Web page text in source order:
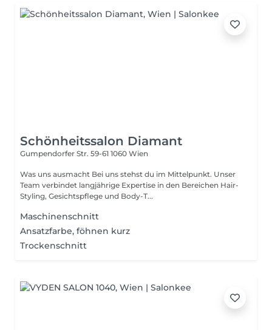
Schönheitssalon Diamant
Gumpendorfer Str. 59-61 1060 Wien
Was uns ausmacht Bei uns stehst du im Mittelpunkt. Unser
Team verbindet langjährige Expertise in den Bereichen Hair-
Styling, Gesichtspflege und Body-T...
Maschinenschnitt
Ansatzfarbe, föhnen kurz
Trockenschnitt